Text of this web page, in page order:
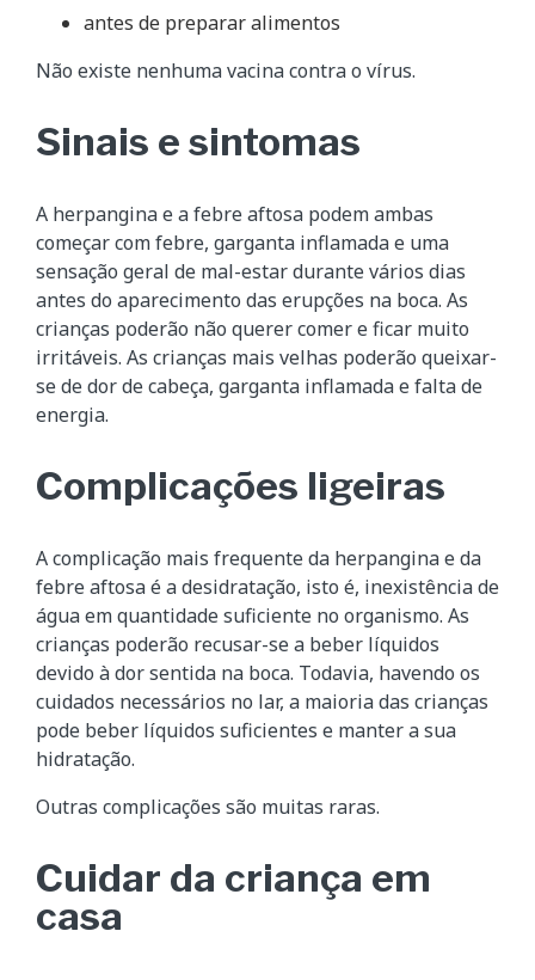
antes de preparar alimentos
Não existe nenhuma vacina contra o vírus.
Sinais e sintomas
A herpangina e a febre aftosa podem ambas
começar com febre, garganta inflamada e uma
sensação geral de mal-estar durante vários dias
antes do aparecimento das erupções na boca. As
crianças poderão não querer comer e ficar muito
irritáveis. As crianças mais velhas poderão queixar-
se de dor de cabeça, garganta inflamada e falta de
energia.
Complicações ligeiras
A complicação mais frequente da herpangina e da
febre aftosa é a desidratação, isto é, inexistência de
água em quantidade suficiente no organismo. As
crianças poderão recusar-se a beber líquidos
devido à dor sentida na boca. Todavia, havendo os
cuidados necessários no lar, a maioria das crianças
pode beber líquidos suficientes e manter a sua
hidratação.
Outras complicações são muitas raras.
Cuidar da criança em
casa